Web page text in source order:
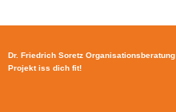
Dr. Friedrich Soretz Organisationsberatung
Projekt iss dich fit!